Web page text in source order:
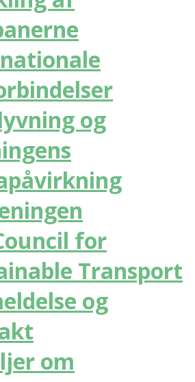
og
for
Transport
og
om